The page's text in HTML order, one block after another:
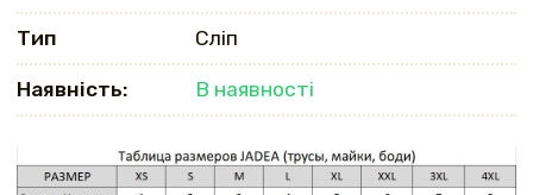
Тип Сліп
Наявність: В наявності